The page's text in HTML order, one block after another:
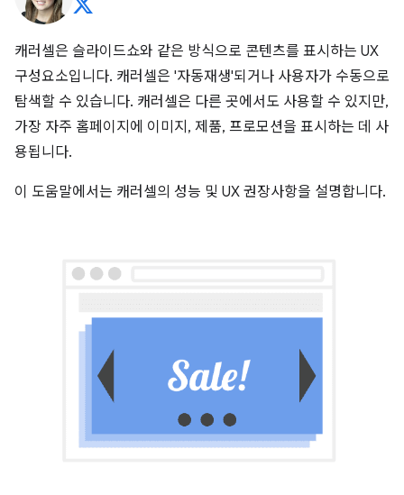
캐러셀은 슬라이드쇼와 같은 방식으로 콘텐츠를 표시하는 UX
구성요소입니다. 캐러셀은 '자동재생'되거나 사용자가 수동으로
탐색할 수 있습니다. 캐러셀은 다른 곳에서도 사용할 수 있지만,
가장 자주 홈페이지에 이미지, 제품, 프로모션을 표시하는 데 사
용됩니다.
이 도움말에서는 캐러셀의 성능 및 UX 권장사항을 설명합니다.